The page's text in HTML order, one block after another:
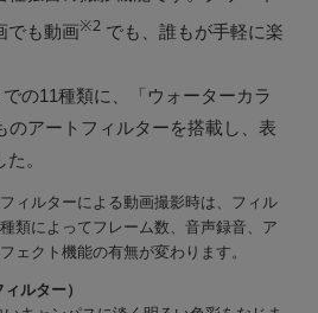
でも動画※2 でも、誰もが手軽に楽
での11種類に、「ウォーターカラ
のアートフィルターを搭載し、表
。
ィルターによる動画撮影時は、フィル
類によってフレーム数、音声録音、ア
ェクト機能の有無が変わります。
ルター）